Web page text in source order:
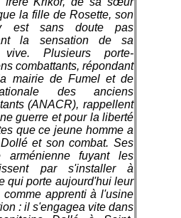
la fille de Rosette, son
est sans doute pas
la sensation de sa
Plusieurs porte-
combattants, répondant
mairie de Fumel et de
des anciens
(ANACR), rappellent
guerre et pour la liberté
que ce jeune homme a
et son combat. Ses
arménienne fuyant les
par s'installer à
qui porte aujourd'hui leur
comme apprenti à l'usine
: il s'engagea vite dans